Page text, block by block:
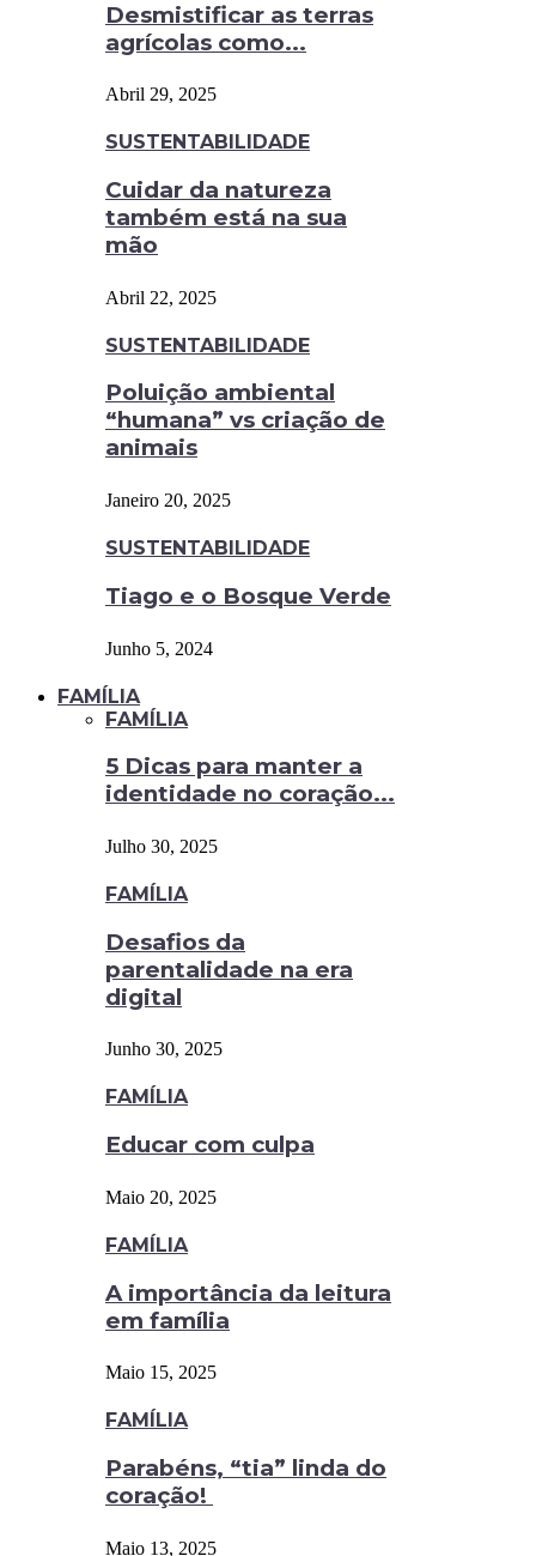
Desmistificar as terras
agrícolas como...
Abril 29, 2025
SUSTENTABILIDADE
Cuidar da natureza
também está na sua
mão
Abril 22, 2025
SUSTENTABILIDADE
Poluição ambiental
“humana” vs criação de
animais
Janeiro 20, 2025
SUSTENTABILIDADE
Tiago e o Bosque Verde
Junho 5, 2024
FAMÍLIA
FAMÍLIA
5 Dicas para manter a
identidade no coração...
Julho 30, 2025
FAMÍLIA
Desafios da
parentalidade na era
digital
Junho 30, 2025
FAMÍLIA
Educar com culpa
Maio 20, 2025
FAMÍLIA
A importância da leitura
em família
Maio 15, 2025
FAMÍLIA
Parabéns, “tia” linda do
coração!
Maio 13, 2025